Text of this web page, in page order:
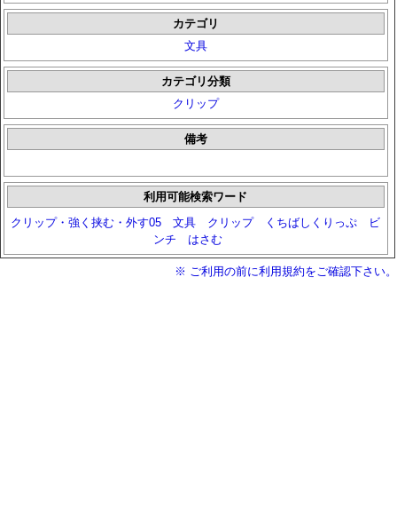
カテゴリ
文具
カテゴリ分類
クリップ
備考
利用可能検索ワード
クリップ・強く挟む・外す05
文具 クリップ くちばしくりっぷ
ビ
ンチ
はさむ
※ ご利用の前に利用規約をご確認下さい。